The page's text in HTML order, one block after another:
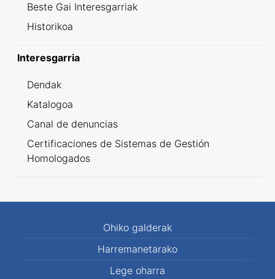
Beste Gai Interesgarriak
Historikoa
Interesgarria
Dendak
Katalogoa
Canal de denuncias
Certificaciones de Sistemas de Gestión
Homologados
Ohiko galderak
Harremanetarako
Lege oharra